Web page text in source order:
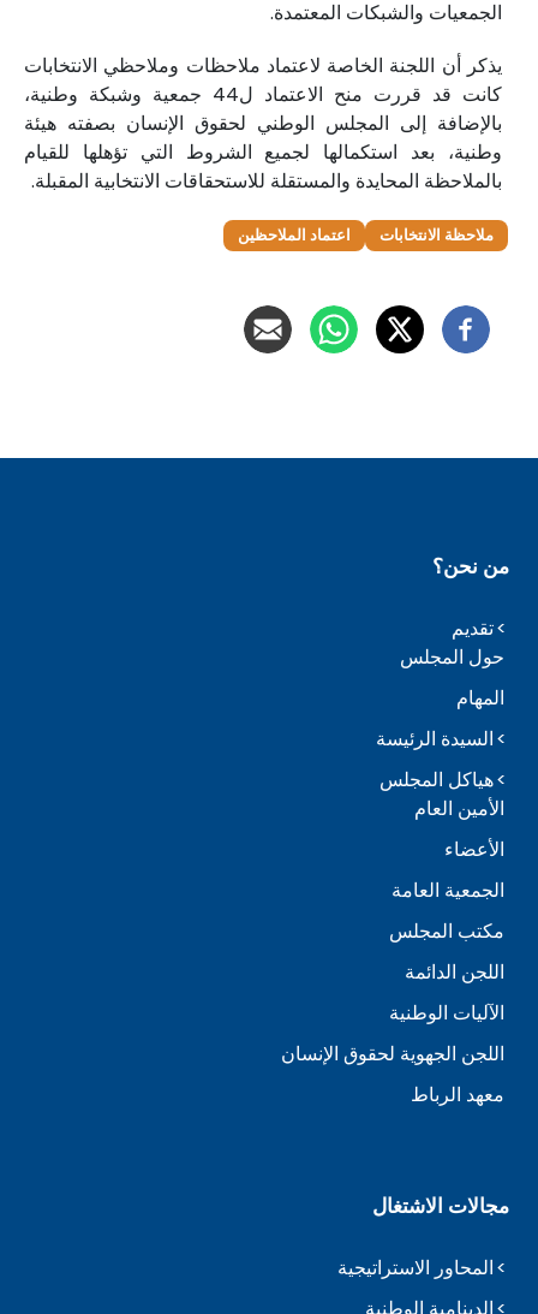
الجمعيات والشبكات المعتمدة.
يذكر أن اللجنة الخاصة لاعتماد ملاحظات وملاحظي الانتخابات
كانت قد قررت منح الاعتماد ل44 جمعية وشبكة وطنية،
بالإضافة إلى المجلس الوطني لحقوق الإنسان بصفته هيئة
وطنية، بعد استكمالها لجميع الشروط التي تؤهلها للقيام
بالملاحظة المحايدة والمستقلة للاستحقاقات الانتخابية المقبلة.
ملاحظة الانتخابات اعتماد الملاحظين
من نحن؟
تقديم
حول المجلس
المهام
السيدة الرئيسة
هياكل المجلس
الأمين العام
الأعضاء
الجمعية العامة
مكتب المجلس
اللجن الدائمة
الآليات الوطنية
اللجن الجهوية لحقوق الإنسان
معهد الرباط
مجالات الاشتغال
المحاور الاستراتيجية